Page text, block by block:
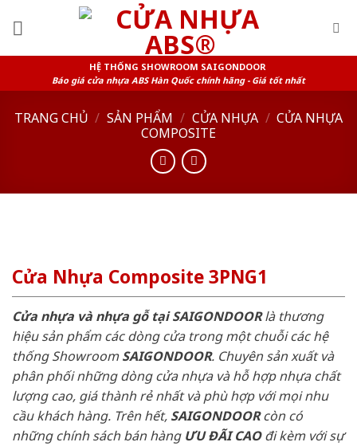
HỆ THỐNG SHOWROOM SAIGONDOOR
Báo giá cửa nhựa ABS Hàn Quốc chính hãng - Giá tốt nhất
TRANG CHỦ / SẢN PHẨM / CỬA NHỰA / CỬA NHỰA
COMPOSITE
Cửa Nhựa Composite 3PNG1
Cửa nhựa và nhựa gỗ tại SAIGONDOORlà thương
hiệu sản phẩm các dòng cửa trong một chuỗi các hệ
thống ShowroomSAIGONDOOR. Chuyên sản xuất và
phân phối những dòng cửa nhựa và hỗ hợp nhựa chất
lượng cao, giá thành rẻ nhất và phù hợp với mọi nhu
cầu khách hàng. Trên hết, SAIGONDOORcòn có
những chính sách bán hàng ƯU ĐÃI CAOđi kèm với sự